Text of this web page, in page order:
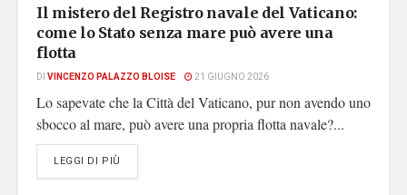
Il mistero del Registro navale del Vaticano:
come lo Stato senza mare può avere una
flotta
DI VINCENZO PALAZZO BLOISE 21 GIUGNO 2026
Lo sapevate che la Città del Vaticano, pur non avendo uno
sbocco al mare, può avere una propria flotta navale?...
LEGGI DI PIÙ